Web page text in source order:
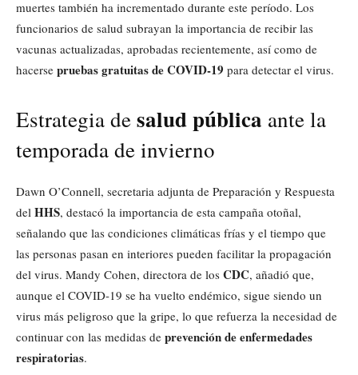
muertes también ha incrementado durante este período. Los
funcionarios de salud subrayan la importancia de recibir las
vacunas actualizadas, aprobadas recientemente, así como de
hacerse pruebas gratuitas de COVID-19 para detectar el virus.
Estrategia desalud pública ante la
temporada de invierno
Dawn O’Connell, secretaria adjunta de Preparación y Respuesta
del HHS, destacó la importancia de esta campaña otoñal,
señalando que las condiciones climáticas frías y el tiempo que
las personas pasan en interiores pueden facilitar la propagación
del virus. Mandy Cohen, directora de los CDC, añadió que,
aunque el COVID-19 se ha vuelto endémico, sigue siendo un
virus más peligroso que la gripe, lo que refuerza la necesidad de
continuar con las medidas de prevención de enfermedades
respiratorias.